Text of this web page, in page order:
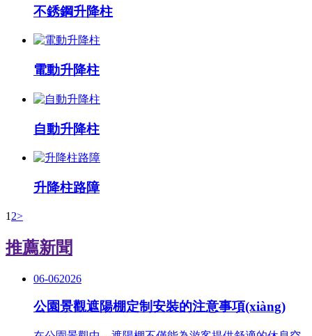
不銹鋼升降柱
電動升降柱
自動升降柱
升降柱路障
1 2>
推薦新聞
06-062026
公園景觀遮陽棚定制安裝的注意事項(xiàng)